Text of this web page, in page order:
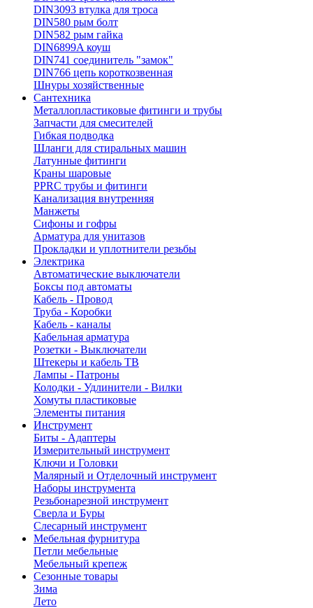
DIN3093 втулка для троса
DIN580 рым болт
DIN582 рым гайка
DIN6899A коуш
DIN741 соединитель "замок"
DIN766 цепь короткозвенная
Шнуры хозяйственные
Сантехника
Металлопластиковые фитинги и трубы
Запчасти для смесителей
Гибкая подводка
Шланги для стиральных машин
Латунные фитинги
Краны шаровые
PPRC трубы и фитинги
Канализация внутренняя
Манжеты
Сифоны и гофры
Арматура для унитазов
Прокладки и уплотнители резьбы
Электрика
Автоматические выключатели
Боксы под автоматы
Кабель - Провод
Труба - Коробки
Кабель - каналы
Кабельная арматура
Розетки - Выключатели
Штекеры и кабель ТВ
Лампы - Патроны
Колодки - Удлинители - Вилки
Хомуты пластиковые
Элементы питания
Инструмент
Биты - Адаптеры
Измерительный инструмент
Ключи и Головки
Малярный и Отделочный инструмент
Наборы инструмента
Резьбонарезной инструмент
Сверла и Буры
Слесарный инструмент
Мебельная фурнитура
Петли мебельные
Мебельный крепеж
Сезонные товары
Зима
Лето